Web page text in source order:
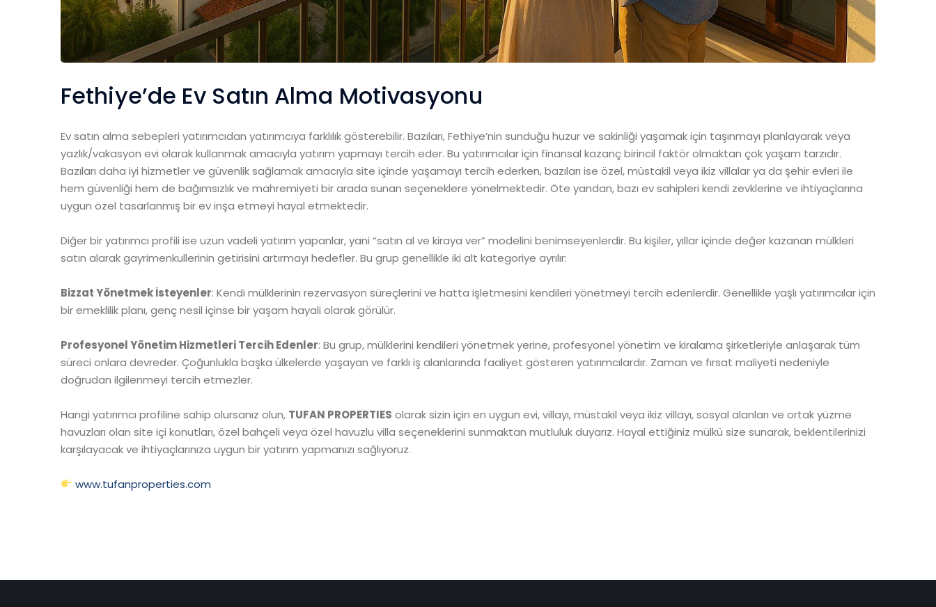
Fethiye’de Ev Satın Alma Motivasyonu
Ev satın alma sebepleri yatırımcıdan yatırımcıya farklılık gösterebilir. Bazıları, Fethiye’nin sunduğu huzur ve sakinliği yaşamak için taşınmayı planlayarak veya
yazlık/vakasyon evi olarak kullanmak amacıyla yatırım yapmayı tercih eder. Bu yatırımcılar için finansal kazanç birincil faktör olmaktan çok yaşam tarzıdır.
Bazıları daha iyi hizmetler ve güvenlik sağlamak amacıyla site içinde yaşamayı tercih ederken, bazıları ise özel, müstakil veya ikiz villalar ya da şehir evleri ile
hem güvenliği hem de bağımsızlık ve mahremiyeti bir arada sunan seçeneklere yönelmektedir. Öte yandan, bazı ev sahipleri kendi zevklerine ve ihtiyaçlarına
uygun özel tasarlanmış bir ev inşa etmeyi hayal etmektedir.
Diğer bir yatırımcı profili ise uzun vadeli yatırım yapanlar, yani “satın al ve kiraya ver” modelini benimseyenlerdir. Bu kişiler, yıllar içinde değer kazanan mülkleri
satın alarak gayrimenkullerinin getirisini artırmayı hedefler. Bu grup genellikle iki alt kategoriye ayrılır:
Bizzat Yönetmek İsteyenler: Kendi mülklerinin rezervasyon süreçlerini ve hatta işletmesini kendileri yönetmeyi tercih edenlerdir. Genellikle yaşlı yatırımcılar için
bir emeklilik planı, genç nesil içinse bir yaşam hayali olarak görülür.
Profesyonel Yönetim Hizmetleri Tercih Edenler: Bu grup, mülklerini kendileri yönetmek yerine, profesyonel yönetim ve kiralama şirketleriyle anlaşarak tüm
süreci onlara devreder. Çoğunlukla başka ülkelerde yaşayan ve farklı iş alanlarında faaliyet gösteren yatırımcılardır. Zaman ve fırsat maliyeti nedeniyle
doğrudan ilgilenmeyi tercih etmezler.
Hangi yatırımcı profiline sahip olursanız olun, TUFAN PROPERTIES olarak sizin için en uygun evi, villayı, müstakil veya ikiz villayı, sosyal alanları ve ortak yüzme
havuzları olan site içi konutları, özel bahçeli veya özel havuzlu villa seçeneklerini sunmaktan mutluluk duyarız. Hayal ettiğiniz mülkü size sunarak, beklentilerinizi
karşılayacak ve ihtiyaçlarınıza uygun bir yatırım yapmanızı sağlıyoruz.
www.tufanproperties.com